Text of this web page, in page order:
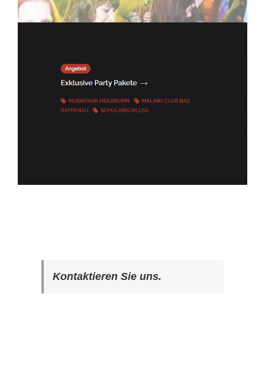
Kontaktieren Sie uns.